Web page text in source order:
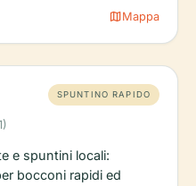
mapMappa
SPUNTINO RAPIDO
e spuntini locali:
bocconi rapidi ed